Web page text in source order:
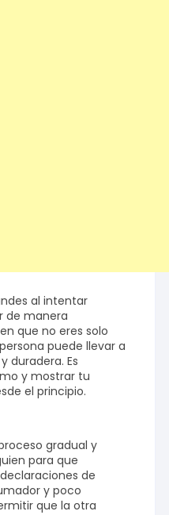
al intentar
de manera
que no eres solo
puede llevar a
duradera. Es
y mostrar tu
el principio.
gradual y
para que
de
y poco
que la otra